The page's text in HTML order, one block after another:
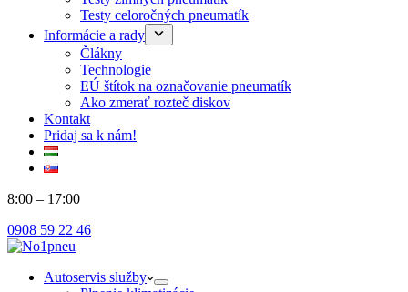
Testy celoročných pneumatík
Informácie a rady
Člákny
Technologie
EÚ štítok na označovanie pneumatík
Ako zmerať rozteč diskov
Kontakt
Pridaj sa k nám!
8:00 – 17:00
0908 59 22 46
Autoservis služby